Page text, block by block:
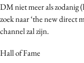
DM niet meer als zodanig
zoek naar ‘the new direct
channel zal zijn.
Hall of Fame